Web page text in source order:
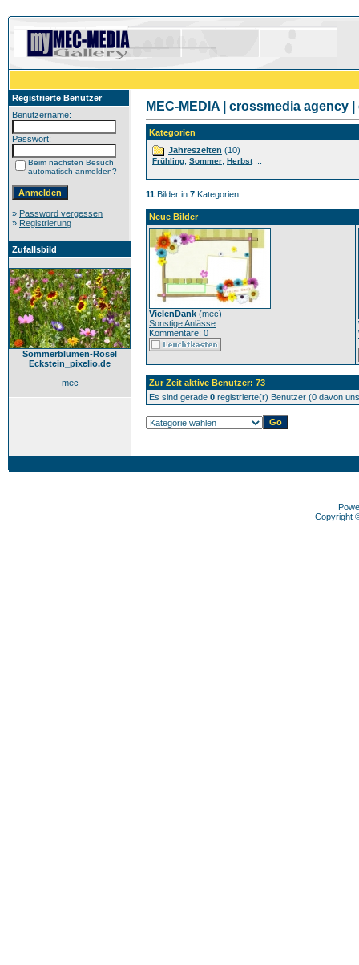
Registrierte Benutzer
Benutzername:
Passwort:
Beim nächsten Besuch
automatisch anmelden?
» Password vergessen
» Registrierung
Zufallsbild
Sommerblumen-Rosel
Eckstein_pixelio.de
mec
MEC-MEDIA | crossmedia
Kategorien
Jahreszeiten (10)
Frühling Sommer Herbst...
11 Bilder in 7 Kategorien.
Neue Bilder
VielenDank (mec)
Sonstige Anlässe
Kommentare: 0
Zur Zeit aktive Benutzer: 73
Es sind gerade 0 registrierte(r) Benutzer (0 davon
Copyright